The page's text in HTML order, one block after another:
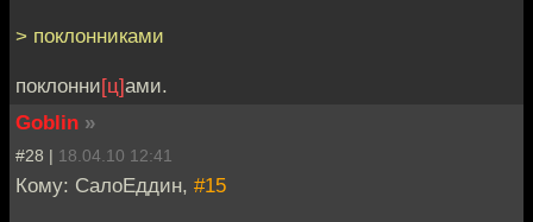
> поклонниками
поклонни[ц]ами.
Goblin »
#28 | 18.04.10 12:41
Кому: СалоЕддин, #15